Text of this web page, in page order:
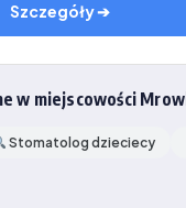
Szczegóły ➔
w miejscowości
Stomatolog dzieciecy